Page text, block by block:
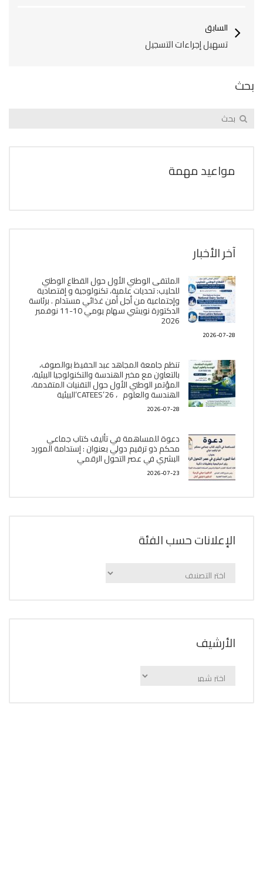
السابق
تسهيل إجراءات التسجيل
بحث
مواعيد مهمة
آخر الأخبار
الملتقى الوطني الأول حول القطاع الوطني
للحليب: تحديات علمية، تكنولوجية و إقتصادية
وإجتماعية من أجل أمن غذائي مستدام . برئاسة
الدكتورة نويشي سهام يومي 10-11 نوفمبر
2026
2026-07-28
تنظم جامعة المجاهد عبد الحفيظ بوالصوف،
بالتعاون مع مخبر الھندسة والتكنولوجيا البیئیة،
المؤتمر الوطني الأول حول التقنيات المتقدمة،
الھندسة والعلوم ، CATEES’26’البیئية
2026-07-28
دعوة للمساهمة في تأليف كتاب جماعي
محكم ذو ترقيم دولي بعنوان : إستدامة المورد
البشري في عصر التحول الرقمي
2026-07-23
الإعلانات حسب الفئة
الإعلانات
اﻷرشيف
اﻷرشيف